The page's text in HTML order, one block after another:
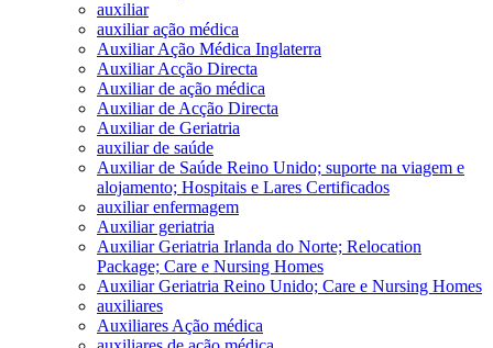
auxiliar
auxiliar ação médica
Auxiliar Ação Médica Inglaterra
Auxiliar Acção Directa
Auxiliar de ação médica
Auxiliar de Acção Directa
Auxiliar de Geriatria
auxiliar de saúde
Auxiliar de Saúde Reino Unido; suporte na viagem e
alojamento; Hospitais e Lares Certificados
auxiliar enfermagem
Auxiliar geriatria
Auxiliar Geriatria Irlanda do Norte; Relocation
Package; Care e Nursing Homes
Auxiliar Geriatria Reino Unido; Care e Nursing Homes
auxiliares
Auxiliares Ação médica